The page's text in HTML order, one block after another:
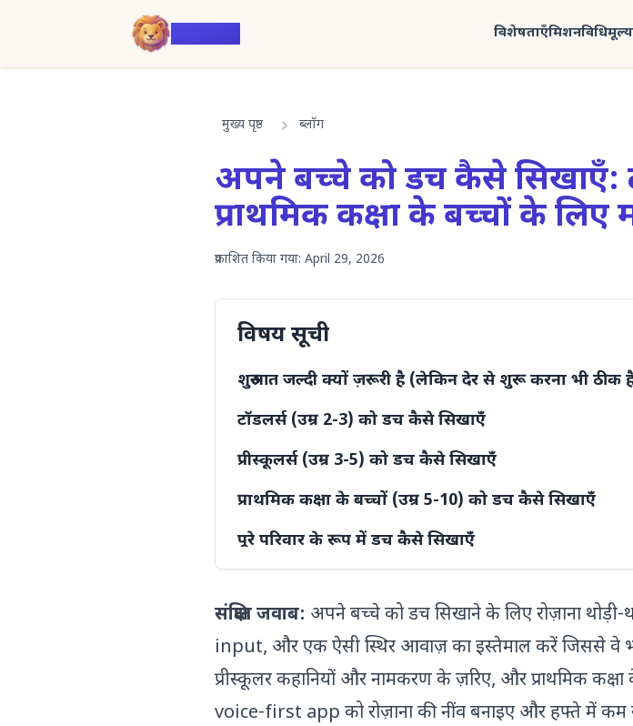
विशेषताएँमिशनविधिमूल्य
मुख्य पृष्ठ ब्लॉग
अपने बच्चे को डच कैसे सिखाएँ:
प्राथमिक कक्षा के बच्चों के लिए
प्रकाशित किया गया: April 29, 2026
विषय सूची
शुरुआत जल्दी क्यों ज़रूरी है (लेकिन देर से शुरू करना भी ठीक
टॉडलर्स (उम्र 2-3) को डच कैसे सिखाएँ
प्रीस्कूलर्स (उम्र 3-5) को डच कैसे सिखाएँ
प्राथमिक कक्षा के बच्चों (उम्र 5-10) को डच कैसे सिखाएँ
पूरे परिवार के रूप में डच कैसे सिखाएँ
CITO Toets कैसे काम करता है (और 11 साल की उम्र तक
अगर आपका परिवार अभी-अभी नीदरलैंड या बेल्जियम आया
हम किन टूल्स की सिफारिश करते हैं
संक्षिप्त जवाब: अपने बच्चे को डच सिखाने के लिए रोज़ाना
input, और एक ऐसी स्थिर आवाज़ का इस्तेमाल करें जिससे वे
प्रीस्कूलर कहानियों और नामकरण के ज़रिए, और प्राथमिक
voice-first app को रोज़ाना की नींव बनाइए और हफ्ते में